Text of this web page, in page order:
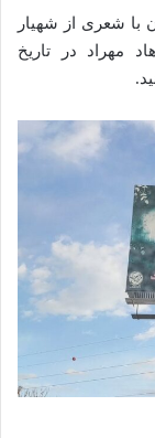
با شعری از شهیار
مهراد در تاریخ